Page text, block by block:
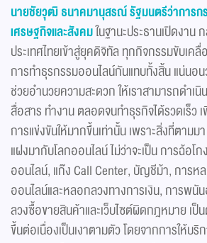
นายชัยวุฒิ ธนาคมานุสรณ์รัฐมนตรีว่าการก
เศรษฐกิจและสังคมในฐานะประธานเปิดงาน
ประเทศไทยเข้าสู่ยุคดิจิทัล ทุกกิจกรรมขับเคลื่
การทำธุรกรรมออนไลน์กันแทบทั้งสิ้น แน่นอน
ช่วยอำนวยความสะดวก ให้เราสามารถดำเ
สื่อสาร ทำงาน ตลอดจนทำธุรกิจได้รวดเร็ว
การแข่งขันให้มากขึ้นเท่านั้น เพราะสิ่งที่ตา
แฝงมากับโลกออนไลน์ ไม่ว่าจะเป็น การฉ้อโ
ออนไลน์, แก๊ง Call Center, บัญชีม้า, การห
ออนไลน์และหลอกลวงทางการเงิน, การพนั
ลวงซื้อขายสินค้าและเว็บไซต์ผิดกฎหมาย เ
ขึ้นต่อเนื่องเป็นเงาตามตัว โดยจากการให้บริ